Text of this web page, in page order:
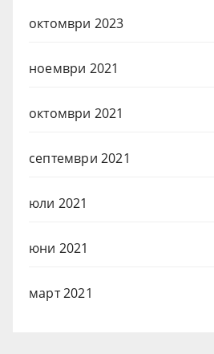
октомври 2023
ноември 2021
октомври 2021
септември 2021
юли 2021
юни 2021
март 2021